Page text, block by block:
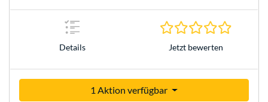
Details Jetzt bewerten
1 Aktion verfügbar